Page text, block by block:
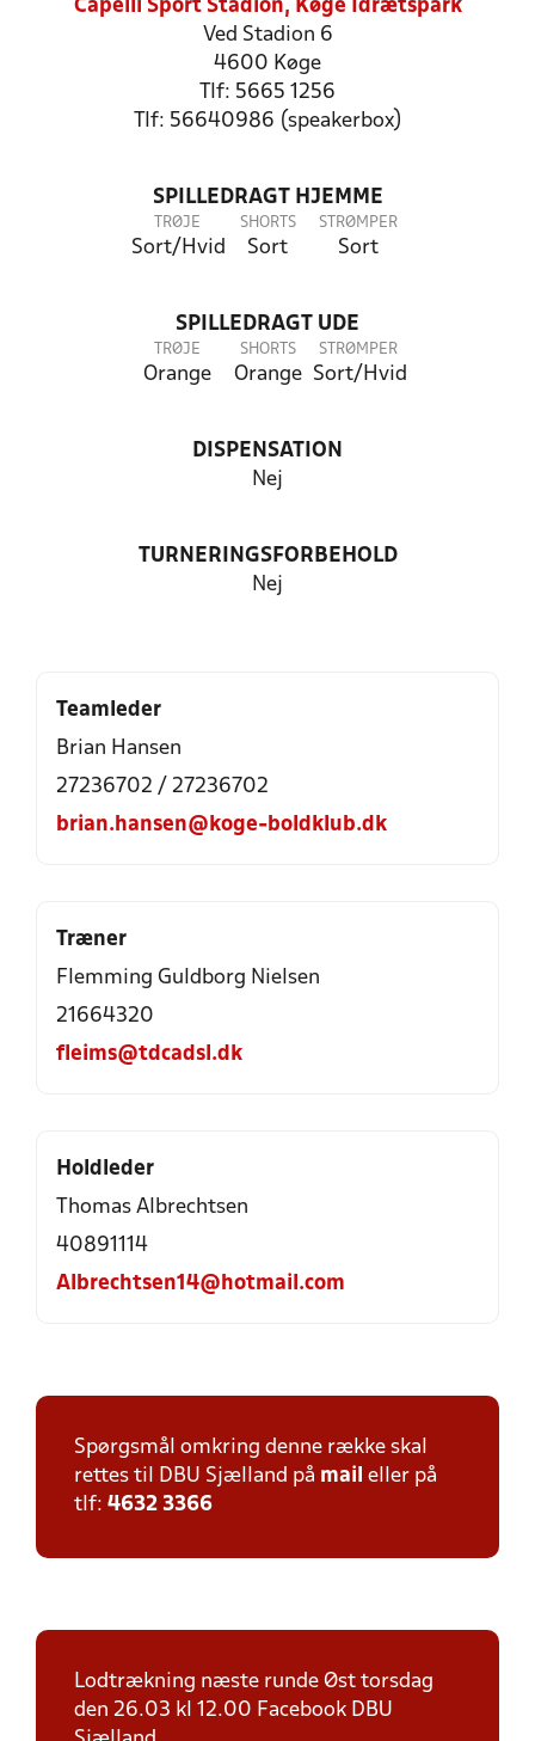
Capelli Sport Stadion, Køge Idrætspark
Ved Stadion 6
4600 Køge
Tlf: 5665 1256
Tlf: 56640986 (speakerbox)
SPILLEDRAGT HJEMME
TRØJE
Sort/Hvid
SHORTS
Sort
STRØMPER
Sort
SPILLEDRAGT UDE
TRØJE
Orange
SHORTS
Orange
STRØMPER
Sort/Hvid
DISPENSATION
Nej
TURNERINGSFORBEHOLD
Nej
Teamleder
Brian Hansen
27236702 / 27236702
brian.hansen@koge-boldklub.dk
Træner
Flemming Guldborg Nielsen
21664320
fleims@tdcadsl.dk
Holdleder
Thomas Albrechtsen
40891114
Albrechtsen14@hotmail.com
Spørgsmål omkring denne række skal
rettes til DBU Sjælland på mail eller på
tlf: 4632 3366
Lodtrækning næste runde Øst torsdag
den 26.03 kl 12.00 Facebook DBU